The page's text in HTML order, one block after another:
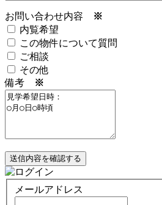
お問い合わせ内容
※
内覧希望
この物件について質問
ご相談
その他
備考
※
送信内容を確認する
メールアドレス